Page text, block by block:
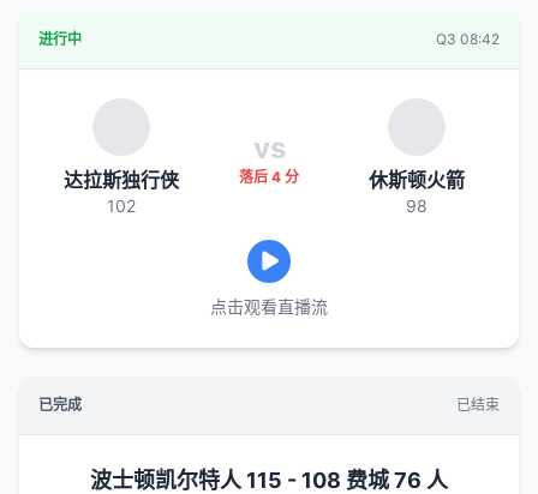
进行中 Q3 08:42
达拉斯独行侠
102
vs
落后 4 分 休斯顿火箭
98
点击观看直播流
已完成 已结束
波士顿凯尔特人 115 - 108 费城 76 人